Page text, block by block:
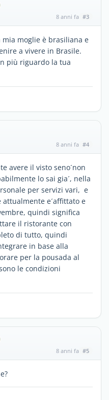
8 anni fa #3
moglie è brasiliana e
a vivere in Brasile.
più riguardo la tua
8 anni fa #4
avere il visto seno´non
lo sai gia´, nella
per servizi vari, e
e´affittato e
quindi significa
il ristorante con
di tutto, quindi
in base alla
per la pousada al
le condizioni
8 anni fa #5